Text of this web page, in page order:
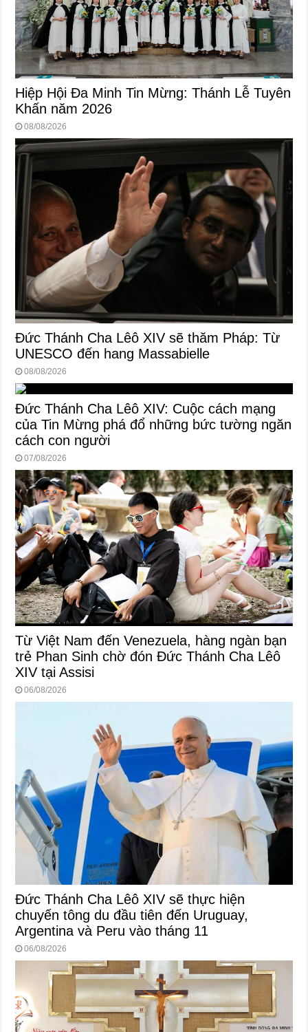
Hiệp Hội Đa Minh Tin Mừng: Thánh Lễ Tuyên
Khấn năm 2026
08/08/2026
Đức Thánh Cha Lêô XIV sẽ thăm Pháp: Từ
UNESCO đến hang Massabielle
08/08/2026
Đức Thánh Cha Lêô XIV: Cuộc cách mạng
của Tin Mừng phá đổ những bức tường ngăn
cách con người
07/08/2026
Từ Việt Nam đến Venezuela, hàng ngàn bạn
trẻ Phan Sinh chờ đón Đức Thánh Cha Lêô
XIV tại Assisi
06/08/2026
Đức Thánh Cha Lêô XIV sẽ thực hiện
chuyến tông du đầu tiên đến Uruguay,
Argentina và Peru vào tháng 11
06/08/2026